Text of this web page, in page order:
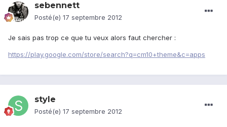
sebennett
Posté(e) 17 septembre 2012
Je sais pas trop ce que tu veux alors faut chercher :
https://play.google.com/store/search?q=cm10+theme&c=apps
style
Posté(e) 17 septembre 2012